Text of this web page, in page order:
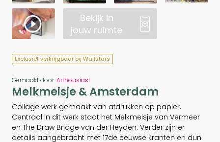
Bekijk in
jouw ruimte
Exclusief verkrijgbaar bij Wallstars
Gemaakt door:Arthousiast
Melkmeisje & Amsterdam
Collage werk gemaakt van afdrukken op papier.
Centraal in dit werk staat het Melkmeisje van Vermeer
en The Draw Bridge van der Heyden. Verder zijn er
details aangebracht met 17de eeuwse kranten en dun